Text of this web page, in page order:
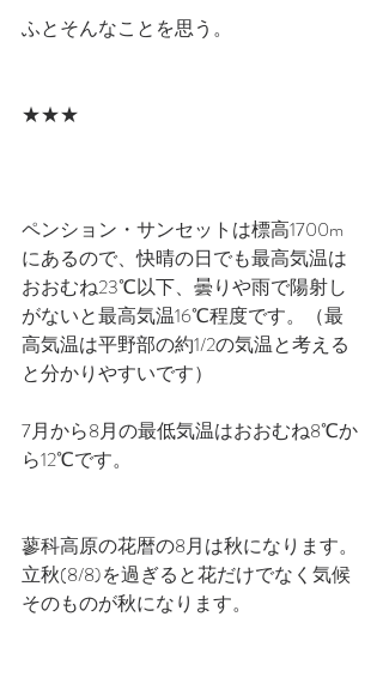
ふとそんなことを思う。
★★★
ペンション・サンセットは標高1700m
にあるので、快晴の日でも最高気温は
おおむね23℃以下、曇りや雨で陽射し
がないと最高気温16℃程度です。（最
高気温は平野部の約1/2の気温と考える
と分かりやすいです）
7月から8月の最低気温はおおむね8℃か
ら12℃です。
蓼科高原の花暦の8月は秋になります。
立秋(8/8)を過ぎると花だけでなく気候
そのものが秋になります。